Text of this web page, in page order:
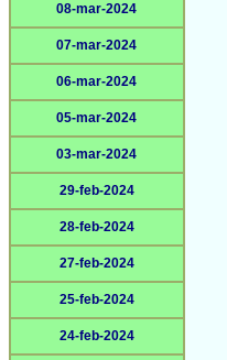
08-mar-2024
07-mar-2024
06-mar-2024
05-mar-2024
03-mar-2024
29-feb-2024
28-feb-2024
27-feb-2024
25-feb-2024
24-feb-2024